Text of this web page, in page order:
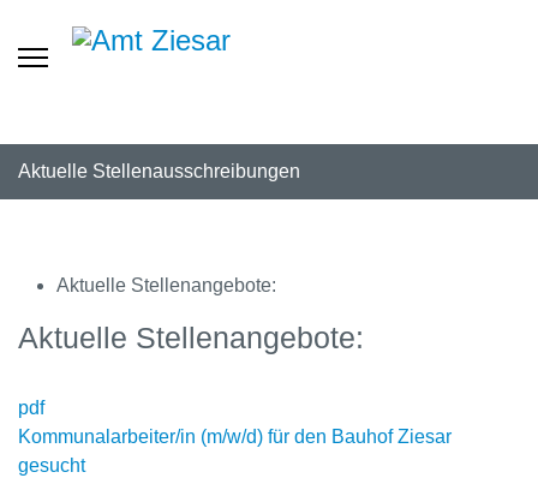
Aktuelle Stellenausschreibungen
Aktuelle Stellenangebote:
Aktuelle Stellenangebote:
pdf
Kommunalarbeiter/in (m/w/d) für den Bauhof Ziesar
gesucht